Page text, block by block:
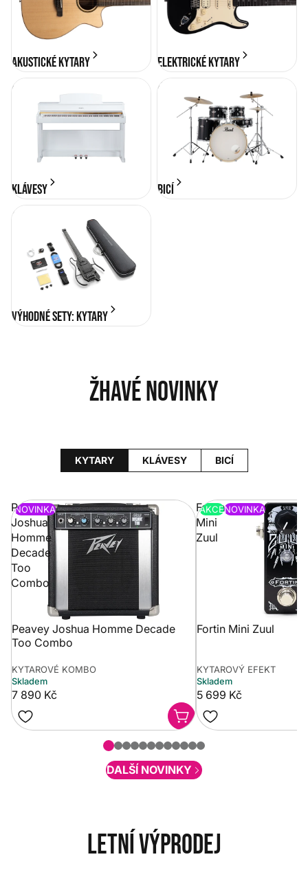
Akustické kytary Elektrické kytary
KLÁVESY
KLÁVESY
BICÍ
BICÍ
Výhodné sety: Kytary
Výhodné sety: Kytary
Žhavé novinky
KYTARY KLÁVESY BICÍ
Peavey
Joshua
Homme
Decade
Too
Combo
NOVINKA
Peavey Joshua Homme Decade
Too Combo
KYTAROVÉ KOMBO
Skladem
7 890 Kč
Fortin
Mini
Zuul
AKCENOVINKA
Fortin Mini Zuul
KYTAROVÝ EFEKT
Skladem
5 699 Kč
DALŠÍ NOVINKY
Letní výprodej